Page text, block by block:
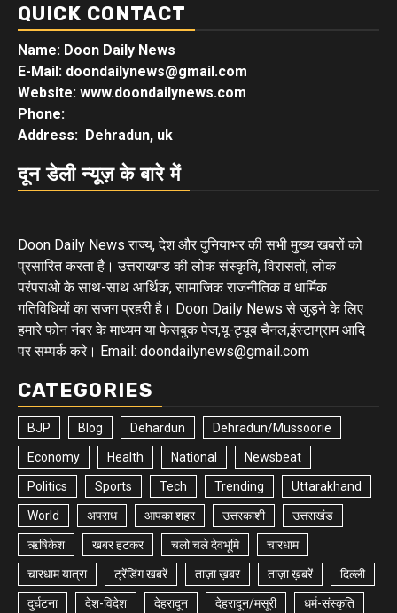
QUICK CONTACT
Name: Doon Daily News
E-Mail: doondailynews@gmail.com
Website: www.doondailynews.com
Phone:
Address: Dehradun, uk
दून डेली न्यूज़ के बारे में
Doon Daily News राज्य, देश और दुनियाभर की सभी मुख्य खबरों को
प्रसारित करता है। उत्तराखण्ड की लोक संस्कृति, विरासतों, लोक
परंपराओ के साथ-साथ आर्थिक, सामाजिक राजनीतिक व धार्मिक
गतिविधियों का सजग प्रहरी है। Doon Daily News से जुड़ने के लिए
हमारे फोन नंबर के माध्यम या फेसबुक पेज,यू-ट्यूब चैनल,इंस्टाग्राम आदि
पर सम्पर्क करे। Email: doondailynews@gmail.com
CATEGORIES
BJP Blog Dehardun Dehradun/Mussoorie
Economy Health National Newsbeat
Politics Sports Tech Trending Uttarakhand
World अपराध आपका शहर उत्तरकाशी उत्तराखंड
ऋषिकेश खबर हटकर चलो चले देवभूमि चारधाम
चारधाम यात्रा ट्रेंडिंग खबरें ताज़ा ख़बर ताज़ा ख़बरें दिल्ली
दुर्घटना देश-विदेश देहरादून देहरादून/मसूरी धर्म-संस्कृति